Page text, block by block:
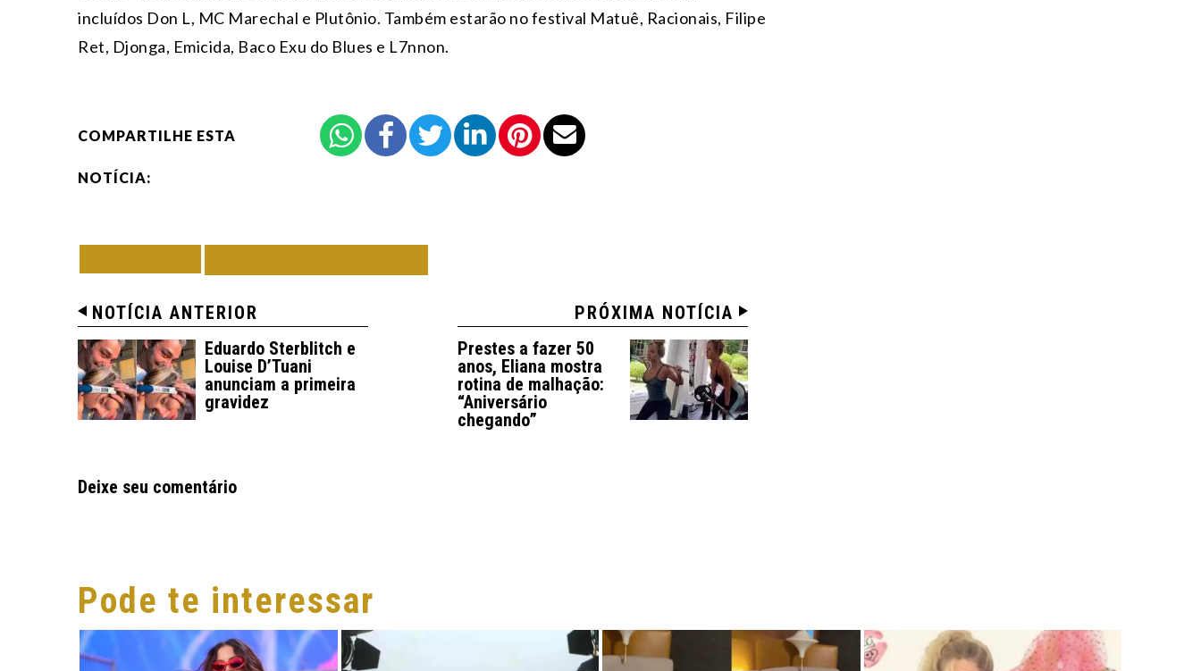
incluídos Don L, MC Marechal e Plutônio. Também estarão no festival Matuê, Racionais, Filipe
Ret, Djonga, Emicida, Baco Exu do Blues e L7nnon.
COMPARTILHE ESTA
NOTÍCIA:
NOTÍCIA ANTERIOR
Eduardo Sterblitch e
Louise D’Tuani
anunciam a primeira
gravidez
PRÓXIMA NOTÍCIA
Prestes a fazer 50
anos, Eliana mostra
rotina de malhação:
“Aniversário
chegando”
Deixe seu comentário
Pode te interessar